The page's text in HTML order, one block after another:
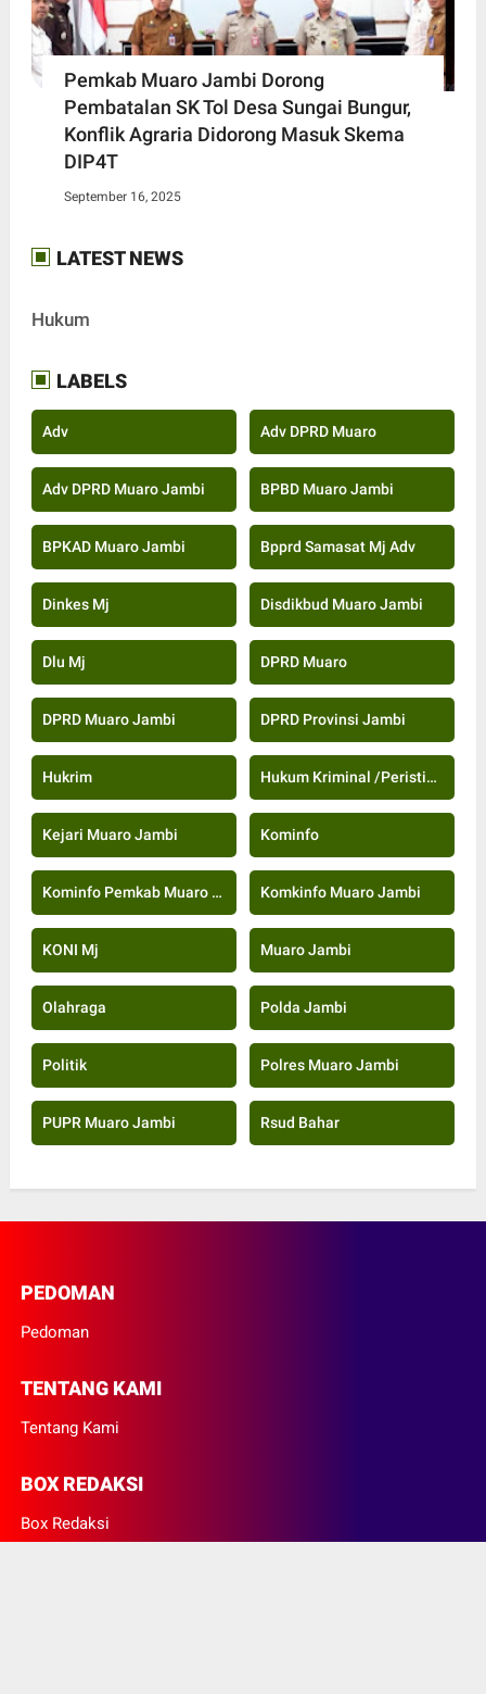
Pemkab Muaro Jambi Dorong
Pembatalan SK Tol Desa Sungai Bungur,
Konflik Agraria Didorong Masuk Skema
DIP4T
September 16, 2025
LATEST NEWS
Hukum
LABELS
Adv Adv DPRD Muaro
Adv DPRD Muaro Jambi BPBD Muaro Jambi
BPKAD Muaro Jambi Bpprd Samasat Mj Adv
Dinkes Mj Disdikbud Muaro Jambi
Dlu Mj DPRD Muaro
DPRD Muaro Jambi DPRD Provinsi Jambi
Hukrim Hukum Kriminal /Peristiwa
Kejari Muaro Jambi Kominfo
Kominfo Pemkab Muaro Jambi Komkinfo Muaro Jambi
KONI Mj Muaro Jambi
Olahraga Polda Jambi
Politik Polres Muaro Jambi
PUPR Muaro Jambi Rsud Bahar
PEDOMAN
Pedoman
TENTANG KAMI
Tentang Kami
BOX REDAKSI
Box Redaksi